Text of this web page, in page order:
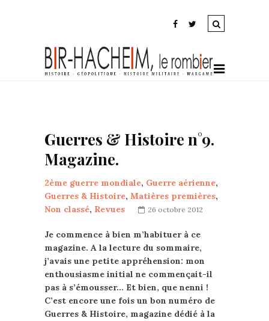
Guerres & Histoire n°9.
Magazine.
2ème guerre mondiale, Guerre aérienne,
Guerres & Histoire, Matières premières,
Non classé, Revues 26 octobre 2012
Je commence à bien m’habituer à ce
magazine. A la lecture du sommaire,
j’avais une petite appréhension: mon
enthousiasme initial ne commençait-il
pas à s’émousser… Et bien, que nenni !
C’est encore une fois un bon numéro de
Guerres & Histoire, magazine dédié à la